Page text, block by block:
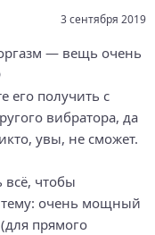
3 сентября 2019
— вещь очень
его получить с
вибратора, да
увы, не сможет.
всё, чтобы
тему: очень мощный
прямого